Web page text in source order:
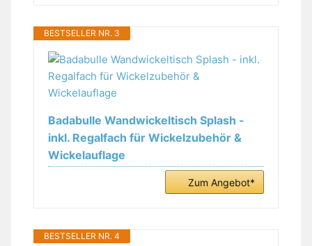
BESTSELLER NR. 3
Badabulle Wandwickeltisch Splash -
inkl. Regalfach für Wickelzubehör &
Wickelauflage
Zum Angebot*
BESTSELLER NR. 4